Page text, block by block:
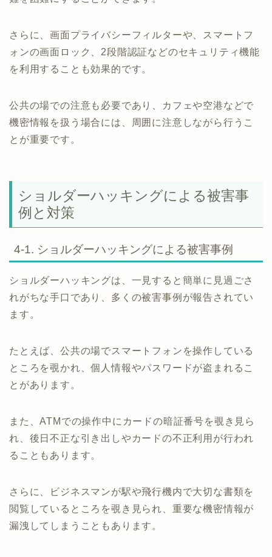
さらに、画面プライバシーフィルターや、スマートフ
ォンの画面ロック、2段階認証などのセキュリティ機能
を利用することも効果的です。
公共の場での注意も必要であり、カフェや空港などで
機密情報を扱う場合には、周囲に注意しながら行うこ
とが重要です。
ショルダーハッキングによる被害事
例と対策
4-1. ショルダーハッキングによる被害事例
ショルダーハッキングは、一見すると簡単に見過ごさ
れがちな手口であり、多くの被害事例が報告されてい
ます。
たとえば、公共の場でスマートフォンを操作している
ところを覗かれ、個人情報やパスワードが盗まれるこ
とがあります。
また、ATMでの操作中にカードの暗証番号を覗き見ら
れ、後日不正な引き出しやカードの不正利用が行われ
ることもあります。
さらに、ビジネスマンが駅や飛行機内で大切な書類を
閲覧しているところを覗き見られ、重要な機密情報が
漏洩してしまうこともあります。